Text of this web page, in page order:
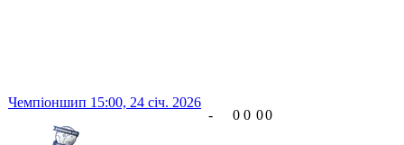
Чемпіоншип 15:00, 24 січ. 2026
- 0 0 00